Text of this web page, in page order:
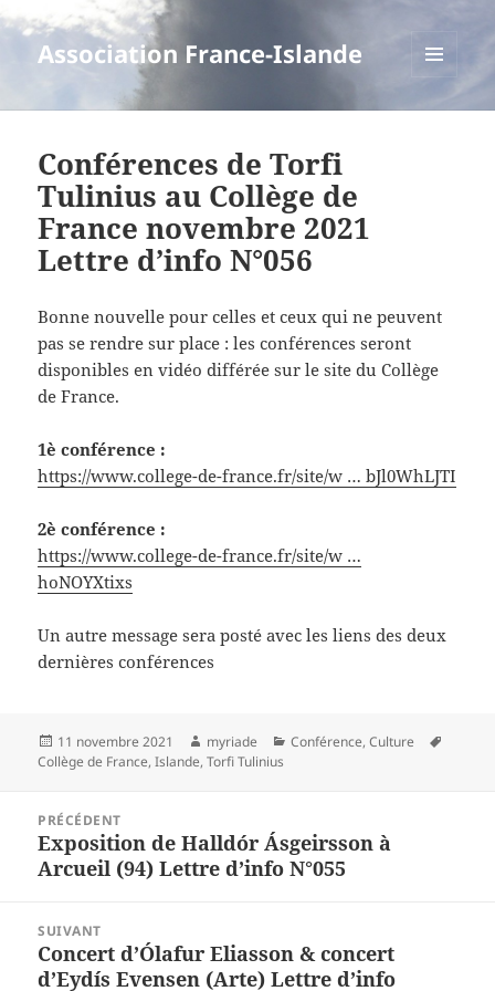
Association France-Islande
Conférences de Torfi
Tulinius au Collège de
France novembre 2021
Lettre d’info N°056
Bonne nouvelle pour celles et ceux qui ne peuvent
pas se rendre sur place : les conférences seront
disponibles en vidéo différée sur le site du Collège
de France.
1è conférence :
https://www.college-de-france.fr/site/w … bJl0WhLJTI
2è conférence :
https://www.college-de-france.fr/site/w …
hoNOYXtixs
Un autre message sera posté avec les liens des deux
dernières conférences
Publié
le
11 novembre 2021 Auteur
myriade Catégories
Conférence,Culture
Collège de France,Islande,Torfi Tulinius
l’article
PRÉCÉDENT
Article
précédent :
Exposition de Halldór Ásgeirsson à
Arcueil (94) Lettre d’info N°055
SUIVANT
Article
suivant :
Concert d’Ólafur Eliasson & concert
d’Eydís Evensen (Arte) Lettre d’info